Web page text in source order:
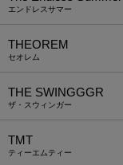
エンドレスサマー
THEOREM
セオレム
THE SWINGGGR
ザ・スウィンガー
TMT
ティーエムティー